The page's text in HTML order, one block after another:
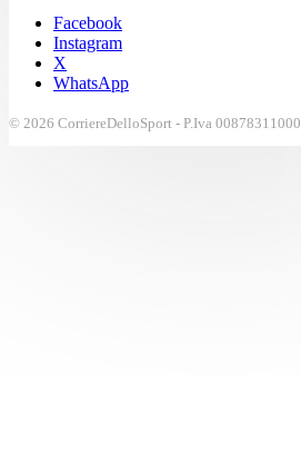
Facebook
Instagram
X
WhatsApp
© 2026 CorriereDelloSport - P.Iva 00878311000